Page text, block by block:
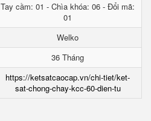
Tay cầm: 01 - Chìa khóa: 06 - Đổi mã:
01
Welko
36 Tháng
https://ketsatcaocap.vn/chi-tiet/ket-
sat-chong-chay-kcc-60-dien-tu